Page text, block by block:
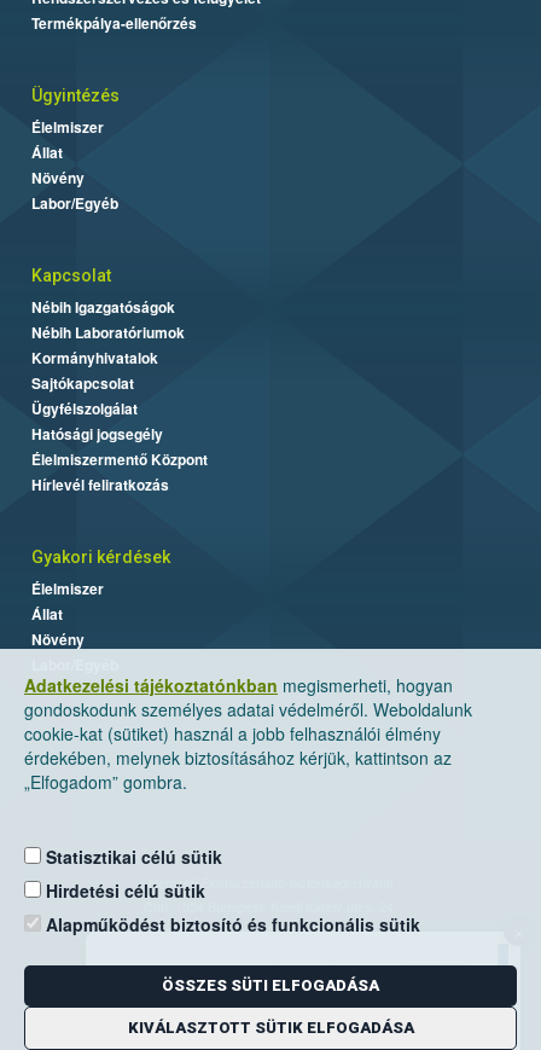
Adatkezelési tájékoztatónkban megismerheti, hogyan
gondoskodunk személyes adatai védelméről. Weboldalunk
cookie-kat (sütiket) használ a jobb felhasználói élmény
érdekében, melynek biztosításához kérjük, kattintson az
„Elfogadom” gombra.
Statisztikai célú sütik
Hirdetési célú sütik
Alapműködést biztosító és funkcionális sütik
ÖSSZES SÜTI ELFOGADÁSA
KIVÁLASZTOTT SÜTIK ELFOGADÁSA
Termékpálya-ellenőrzés
Ügyintézés
Élelmiszer
Állat
Növény
Labor/Egyéb
Kapcsolat
Nébih Igazgatóságok
Nébih Laboratóriumok
Kormányhivatalok
Sajtókapcsolat
Ügyfélszolgálat
Hatósági jogsegély
Élelmiszermentő Központ
Hírlevél feliratkozás
Gyakori kérdések
Élelmiszer
Állat
Növény
Nemzeti Élelmiszerlánc-biztonsági Hivatal
Levelezési cím: 1525 Budapest. Pf. 30.
E-mail:ugyfelszolgalat@nebih.gov.hu
Zöld szám: 06-80/263-244
Telefon: 06-1/ 336-9000